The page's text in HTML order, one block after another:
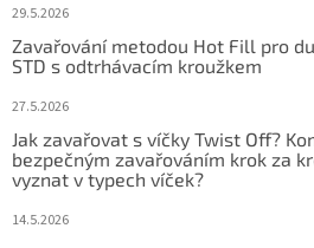
29.5.2026
Zavařování metodou Hot Fill pro
STD s odtrhávacím kroužkem
27.5.2026
Jak zavařovat s víčky Twist Off?
bezpečným zavařováním krok za
vyznat v typech víček?
14.5.2026